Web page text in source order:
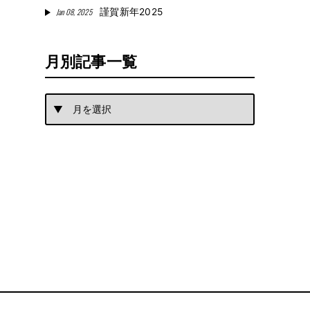
Jan 08, 2025 謹賀新年2025
月別記事一覧